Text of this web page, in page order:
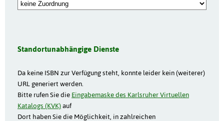
Standortunabhängige Dienste
Da keine ISBN zur Verfügung steht, konnte leider kein (weiterer)
URL generiert werden.
Bitte rufen Sie die Eingabemaske des Karlsruher Virtuellen
Katalogs (KVK)auf
Dort haben Sie die Möglichkeit, in zahlreichen